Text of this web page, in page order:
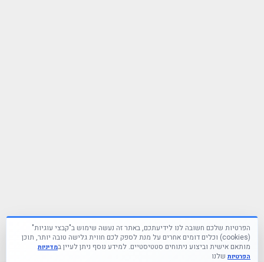
הפרטיות שלכם חשובה לנו לידיעתכם, באתר זה נעשה שימוש ב"קבצי עוגיות"
(cookies) וכלים דומים אחרים על מנת לספק לכם חווית גלישה טובה יותר, תוכן
מותאם אישית וביצוע ניתוחים סטטיסטיים. למידע נוסף ניתן לעיין במדיניות
הפרטיות שלנו